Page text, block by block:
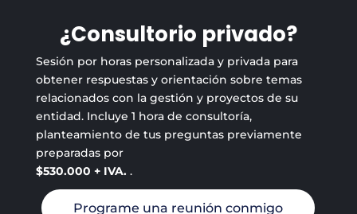
¿Consultorio privado?
Sesión por horas personalizada y privada para
obtener respuestas y orientación sobre temas
relacionados con la gestión y proyectos de su
entidad. Incluye 1 hora de consultoría,
planteamiento de tus preguntas previamente
preparadas por
$530.000 + IVA. .
Programe una reunión conmigo